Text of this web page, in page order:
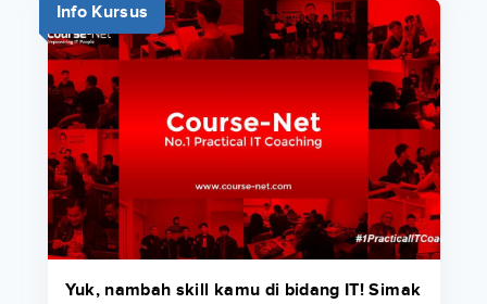
Info Kursus
Yuk, nambah skill kamu di bidang IT! Simak